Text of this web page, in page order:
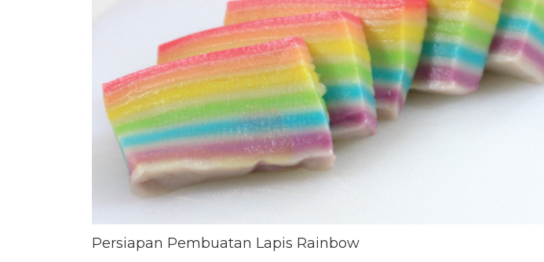
Persiapan Pembuatan Lapis Rainbow